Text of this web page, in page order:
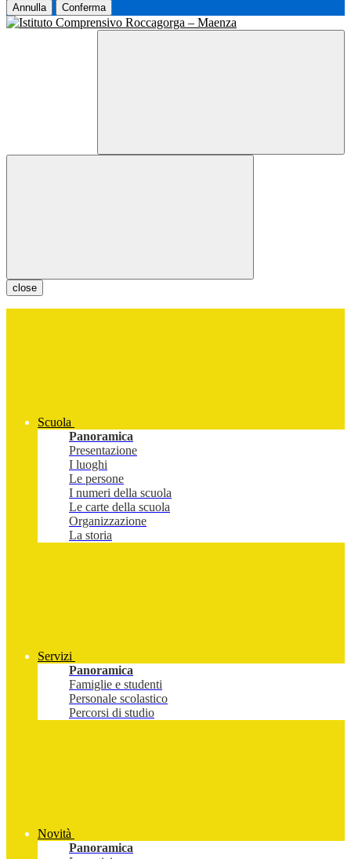
Annulla Conferma
close
Scuola
Panoramica
Presentazione
I luoghi
Le persone
I numeri della scuola
Le carte della scuola
Organizzazione
La storia
Servizi
Panoramica
Famiglie e studenti
Personale scolastico
Percorsi di studio
Novità
Panoramica